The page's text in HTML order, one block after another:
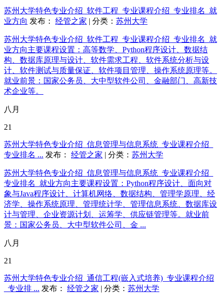
苏州大学特色专业介绍_软件工程_专业课程介绍_专业排名_就
业方向 发布： 经管之家 | 分类： 苏州大学
苏州大学特色专业介绍_软件工程_专业课程介绍_专业排名_就
业方向主要课程设置：高等数学、Python程序设计、数据结
构、数据库原理与设计、软件需求工程、软件系统分析与设
计、软件测试与质量保证、软件项目管理、操作系统原理等。
就业前景：国家公务员、大中型软件公司、金融部门、高新技
术企业等。
八月
21
苏州大学特色专业介绍_信息管理与信息系统_专业课程介绍_
专业排名 ... 发布： 经管之家 | 分类： 苏州大学
苏州大学特色专业介绍_信息管理与信息系统_专业课程介绍_
专业排名_就业方向主要课程设置：Python程序设计、面向对
象与Java程序设计、计算机网络、数据结构、管理学原理、经
济学、操作系统原理、管理统计学、管理信息系统、数据库设
计与管理、企业资源计划、运筹学、供应链管理等。就业前
景：国家公务员、大中型软件公司、金 ...
八月
21
苏州大学特色专业介绍_通信工程(嵌入式培养)_专业课程介绍
_专业排 ... 发布： 经管之家 | 分类： 苏州大学